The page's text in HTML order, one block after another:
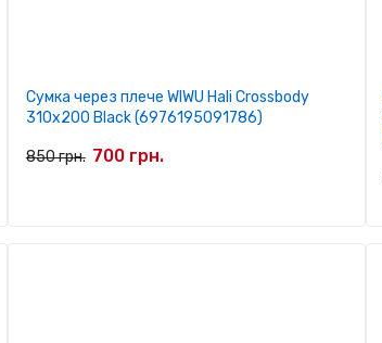
Сумка через плече WIWU Hali Crossbody
310х200 Black (6976195091786)
850 грн. 700 грн.